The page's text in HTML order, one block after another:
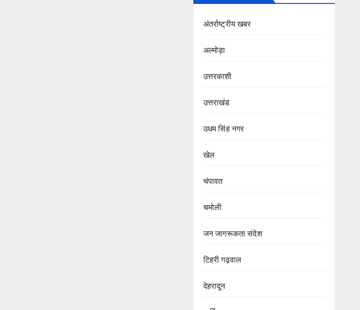
अंतर्राष्ट्रीय खबर
अल्मोड़ा
उत्तरकाशी
उत्तराखंड
उधम सिंह नगर
खेल
चंपावत
चमोली
जन जागरूकता संदेश
टिहरी गढ़वाल
देहरादून